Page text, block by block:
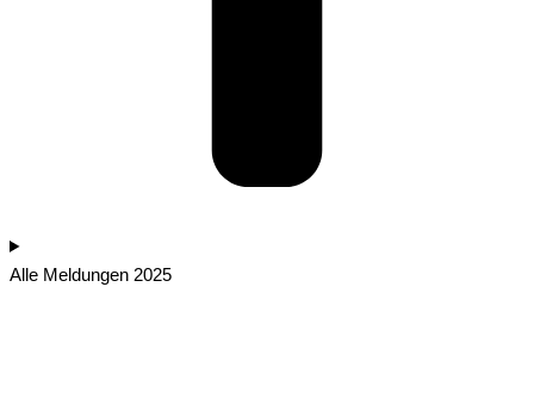
Alle Meldungen 2025